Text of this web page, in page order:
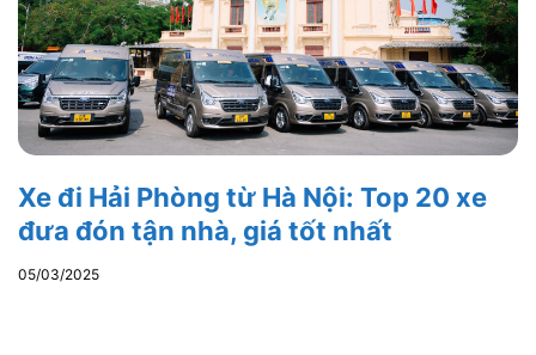
Xe đi Hải Phòng từ Hà Nội: Top 20 xe
đưa đón tận nhà, giá tốt nhất
05/03/2025